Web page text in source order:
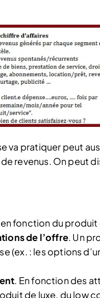
va pratiquer peut
revenus. On peut
en fonction du
de l’offre. Un
(ex. : les options
. En fonction des
de luxe, du low